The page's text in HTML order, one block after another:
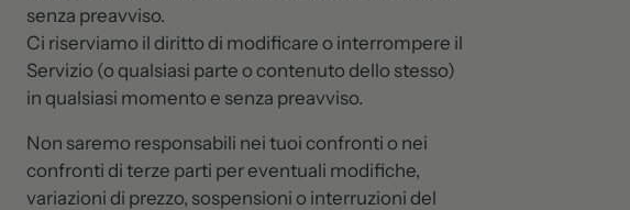
senza preavviso.
Ci riserviamo il diritto di modificare o interrompere il
Servizio (o qualsiasi parte o contenuto dello stesso)
in qualsiasi momento e senza preavviso.
Non saremo responsabili nei tuoi confronti o nei
confronti di terze parti per eventuali modifiche,
variazioni di prezzo, sospensioni o interruzioni del